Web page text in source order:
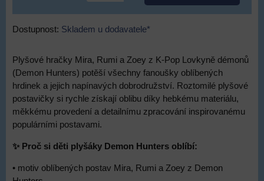
Dostupnost: Skladem u dodavatele*
Plyšové hračky Mira, Rumi a Zoey z K-Pop Lovkyně démonů
(Demon Hunters) potěší všechny fanoušky oblíbených
hrdinek a jejich napínavých dobrodružství. Roztomilé plyšové
postavičky si rychle získají oblibu díky hebkému materiálu,
měkkému provedení a detailnímu zpracování inspirovanému
populárními postavami.
✨ Proč si děti plyšáky Demon Hunters oblíbí:
• motiv oblíbených postav Mira, Rumi a Zoey z Demon